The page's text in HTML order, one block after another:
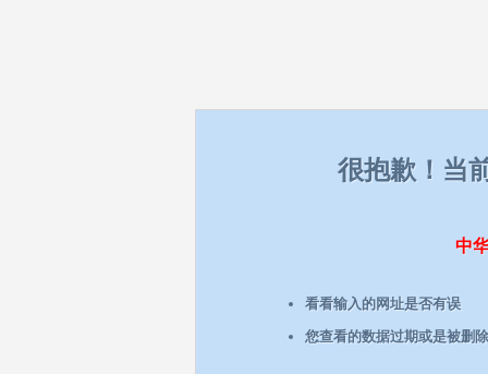
很抱歉！当
中
看看输入的网址是否有误
您查看的数据过期或是被删除